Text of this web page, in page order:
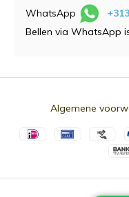
WhatsApp
Bellen via WhatsApp
Algemene